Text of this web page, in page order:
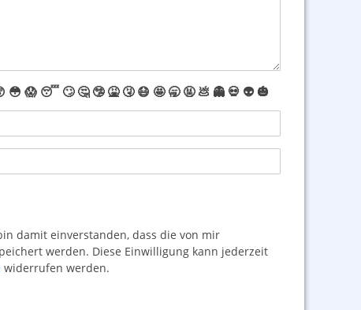
😳 😱 😴 🙄 🤔 🤥 🤮 🤧 😷 🤩 🥱 🤬 💩 👻 💀 👽 🎃
damit einverstanden, dass die von mir
werden. Diese Einwilligung kann jederzeit
widerrufen werden.